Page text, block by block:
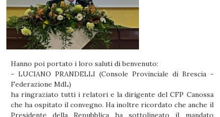
Hanno poi portato i loro saluti di benvenuto:
- LUCIANO PRANDELLI (Console Provinciale di Brescia -
Federazione MdL)
ha ringraziato tutti i relatori e la dirigente del CFP Canossa
che ha ospitato il convegno. Ha inoltre ricordato che anche il
Presidente della Repubblica ha sottolineato il mandato